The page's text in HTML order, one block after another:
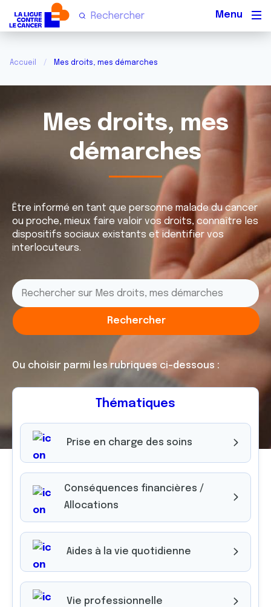
Accueil Mes droits, mes démarches
Mes droits, mes
démarches
Être informé en tant que personne malade du cancer
ou proche, mieux faire valoir vos droits, connaître les
dispositifs sociaux existants et identifier vos
interlocuteurs.
Ou choisir parmi les rubriques ci-dessous :
Thématiques
Prise en charge des soins
Conséquences financières /
Allocations
Aides à la vie quotidienne
Vie professionnelle